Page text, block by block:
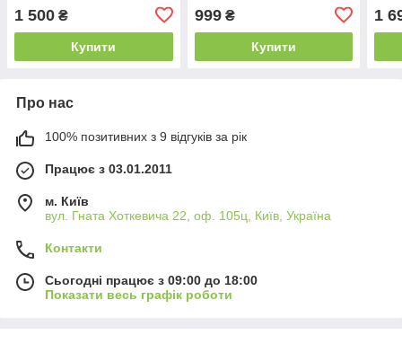
1 500 ₴
Купити
999₴
Купити
1
Про нас
100% позитивних з 9 відгуків за рік
Працює з 03.01.2011
м. Київ
вул. Гната Хоткевича 22, оф. 105ц, Київ, Україна
Контакти
Сьогодні працює з 09:00 до 18:00
Показати весь графік роботи